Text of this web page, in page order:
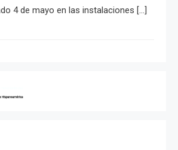
4 de mayo en las instalaciones […]